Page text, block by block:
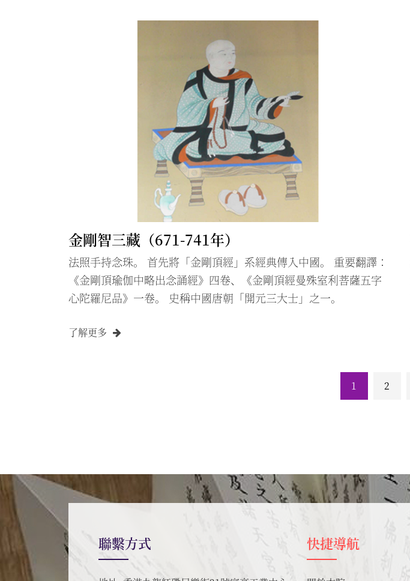
金剛智三藏（671-741年）
法照手持念珠。 首先將「金剛頂經」系經典傳入中國。 重要翻譯：
《金剛頂瑜伽中略出念誦經》四卷、《金剛頂經曼殊室利菩薩五字
心陀羅尼品》一卷。 史稱中國唐朝「開元三大士」之一。
了解更多
1 2
聯繫方式 快捷導航